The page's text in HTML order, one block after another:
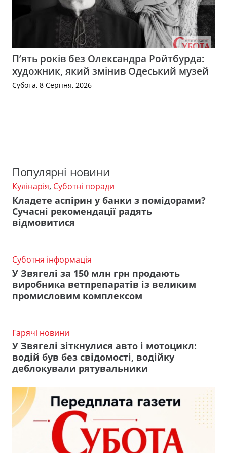
П’ять років без Олександра Ройтбурда:
художник, який змінив Одеський музей
Субота, 8 Серпня, 2026
Популярні новини
Кулінарія, Суботні поради
Кладете аспірин у банки з помідорами?
Сучасні рекомендації радять
відмовитися
Суботня інформація
У Звягелі за 150 млн грн продають
виробника ветпрепаратів із великим
промисловим комплексом
Гарячі новини
У Звягелі зіткнулися авто і мотоцикл:
водій був без свідомості, водійку
деблокували рятувальники